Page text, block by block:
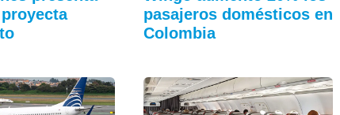
pasajeros domésticos en
Colombia